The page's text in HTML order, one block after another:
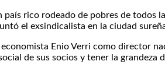
país rico rodeado de pobres de todos
el exsindicalista en la ciudad
economista Enio Verri como director
de sus socios y tener la